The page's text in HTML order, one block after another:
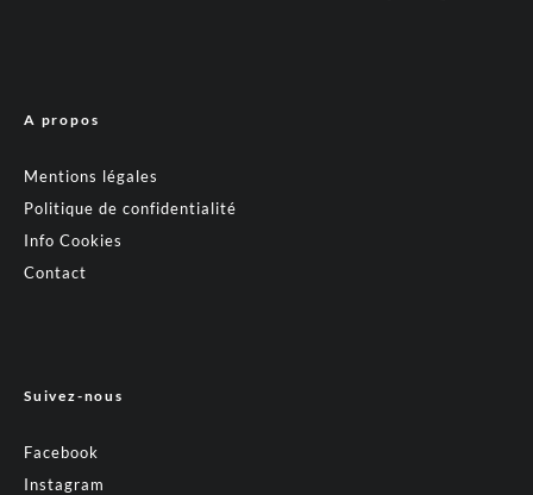
A propos
Mentions légales
Politique de confidentialité
Info Cookies
Contact
Suivez-nous
Facebook
Instagram